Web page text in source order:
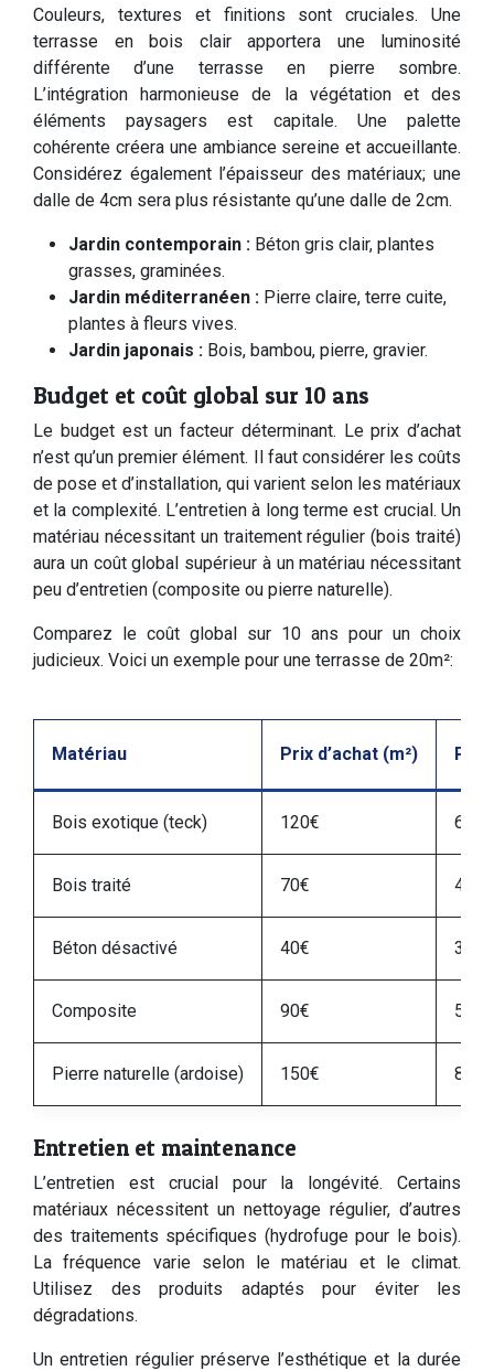
Couleurs, textures et finitions sont cruciales. Une
terrasse en bois clair apportera une luminosité
différente d’une terrasse en pierre sombre.
L’intégration harmonieuse de la végétation et des
éléments paysagers est capitale. Une palette
cohérente créera une ambiance sereine et accueillante.
Considérez également l’épaisseur des matériaux; une
dalle de 4cm sera plus résistante qu’une dalle de 2cm.
Jardin contemporain : Béton gris clair, plantes
grasses, graminées.
Jardin méditerranéen : Pierre claire, terre cuite,
plantes à fleurs vives.
Jardin japonais : Bois, bambou, pierre, gravier.
Budget et coût global sur 10 ans
Le budget est un facteur déterminant. Le prix d’achat
n’est qu’un premier élément. Il faut considérer les coûts
de pose et d’installation, qui varient selon les matériaux
et la complexité. L’entretien à long terme est crucial. Un
matériau nécessitant un traitement régulier (bois traité)
aura un coût global supérieur à un matériau nécessitant
peu d’entretien (composite ou pierre naturelle).
Comparez le coût global sur 10 ans pour un choix
judicieux. Voici un exemple pour une terrasse de 20m²:
Matériau Prix d’achat (m²)
Bois exotique (teck) 120€ 60€
Bois traité 70€ 40€
Béton désactivé 40€ 30€
Composite 90€ 50€
Pierre naturelle (ardoise) 150€ 80€
Entretien et maintenance
L’entretien est crucial pour la longévité. Certains
matériaux nécessitent un nettoyage régulier, d’autres
des traitements spécifiques (hydrofuge pour le bois).
La fréquence varie selon le matériau et le climat.
Utilisez des produits adaptés pour éviter les
dégradations.
Un entretien régulier préserve l’esthétique et la durée